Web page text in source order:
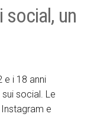
un
e i 18 anni
social. Le
e